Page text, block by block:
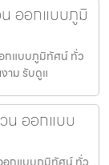
ออกแบบภูมิ
กแบบภูมิทัศน์ ทั่ว
าม รับดูแ
น ออกแบบ